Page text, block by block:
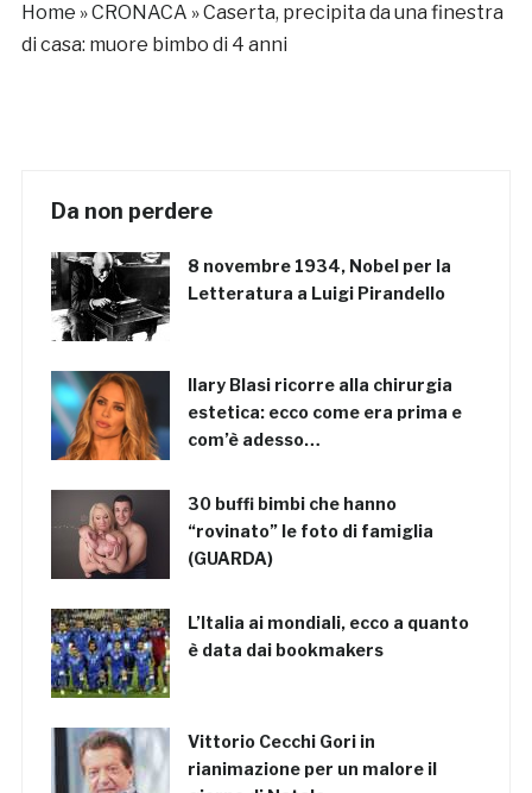
Home »CRONACA »Caserta, precipita da una finestra
di casa: muore bimbo di 4 anni
Da non perdere
8 novembre 1934, Nobel per la
Letteratura a Luigi Pirandello
Ilary Blasi ricorre alla chirurgia
estetica: ecco come era prima e
com’è adesso…
30 buffi bimbi che hanno
“rovinato” le foto di famiglia
(GUARDA)
L’Italia ai mondiali, ecco a quanto
è data dai bookmakers
Vittorio Cecchi Gori in
rianimazione per un malore il